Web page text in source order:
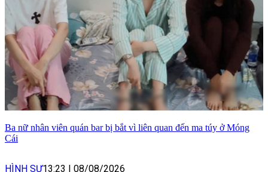
Ba nữ nhân viên quán bar bị bắt vì liên quan đến ma túy ở Móng
Cái
HÌNH SỰ13:23 | 08/08/2026